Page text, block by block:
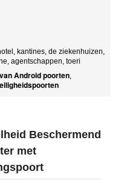
kantines, de ziekenhuizen,
agentschappen, toeri
Android poorten,
Beschermend
met